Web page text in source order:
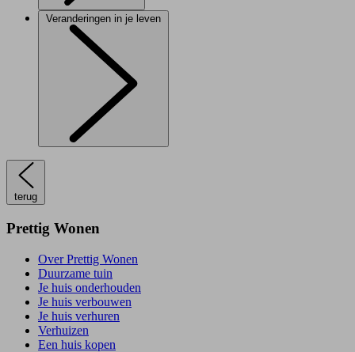
Veranderingen in je leven
terug
Prettig Wonen
Over Prettig Wonen
Duurzame tuin
Je huis onderhouden
Je huis verbouwen
Je huis verhuren
Verhuizen
Een huis kopen